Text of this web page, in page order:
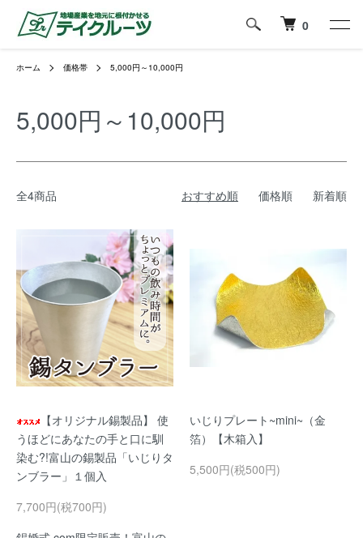
0
ホーム 価格帯 5,000円～10,000円
5,000円～10,000円
全4商品 おすすめ順 価格順 新着順
【オリジナル錫製品】 使
うほどにあなたの手と口に馴
染む?!富山の錫製品「いじりタ
ンブラー」１個入
7,700円(税700円)
いじりプレート~mini~（金
箔）【木箱入】
5,500円(税500円)